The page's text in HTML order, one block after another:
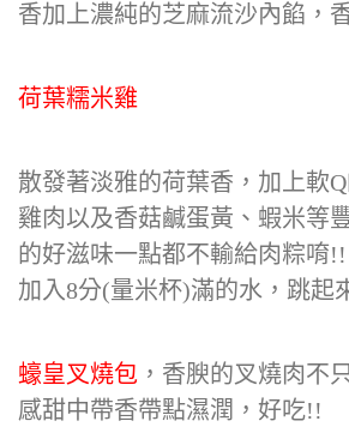
香加上濃純的芝麻流沙內餡，
荷葉糯米雞
散發著淡雅的荷葉香，加上軟
雞肉以及香菇鹹蛋黃、蝦米等
的好滋味一點都不輸給肉粽唷
加入8分(量米杯)滿的水，跳起
蠔皇叉燒包 ，香腴的叉燒肉不
感甜中帶香帶點濕潤，好吃!!